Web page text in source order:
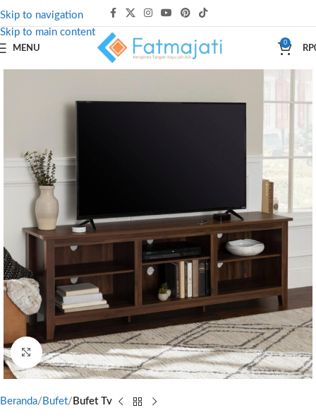
Skip to navigation
Skip to main content
MENU
0
RP
Click to enlarge
Beranda Bufet Bufet Tv